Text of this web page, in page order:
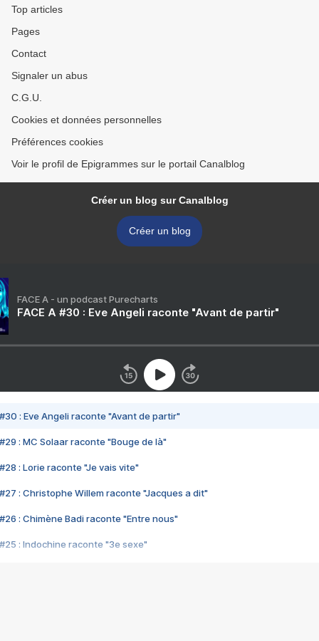
Top articles
Pages
Contact
Signaler un abus
C.G.U.
Cookies et données personnelles
Préférences cookies
Voir le profil de Epigrammes sur le portail Canalblog
Créer un blog sur Canalblog
Créer un blog
FACE A - un podcast Purecharts
FACE A #30 : Eve Angeli raconte "Avant de partir"
#30 : Eve Angeli raconte "Avant de partir"
#29 : MC Solaar raconte "Bouge de là"
#28 : Lorie raconte "Je vais vite"
#27 : Christophe Willem raconte "Jacques a dit"
#26 : Chimène Badi raconte "Entre nous"
#25 : Indochine raconte "3e sexe"